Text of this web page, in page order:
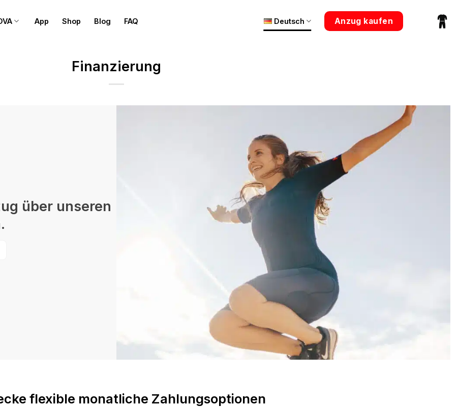
App Shop Blog FAQ Deutsch Anzug kaufen
Finanzierung
über unseren
flexible monatliche Zahlungsoptionen